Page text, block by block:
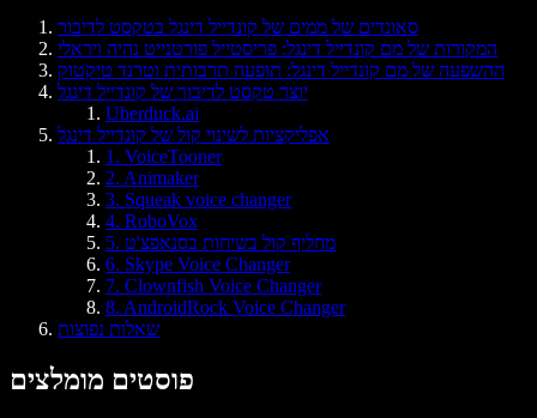
סאונדים של ממים של קונדייל דינגל בטקסט לדיבור
המקורות של מם קונדייל דינגל: פריסטייל פורטנייט נהיה ויראלי
ההשפעה של מם קונדייל דינגל: תופעה תרבותית וטרנד טיקטוק
יוצר טקסט לדיבור של קונדייל דינגל
Uberduck.ai
אפליקציות לשינוי קול של קונדייל דינגל
1. VoiceTooner
2. Animaker
3. Squeak voice changer
4. RoboVox
5. מחליף קול בשיחות בסנאפצ'ט
6. Skype Voice Changer
7. Clownfish Voice Changer
8. AndroidRock Voice Changer
שאלות נפוצות
פוסטים מומלצים